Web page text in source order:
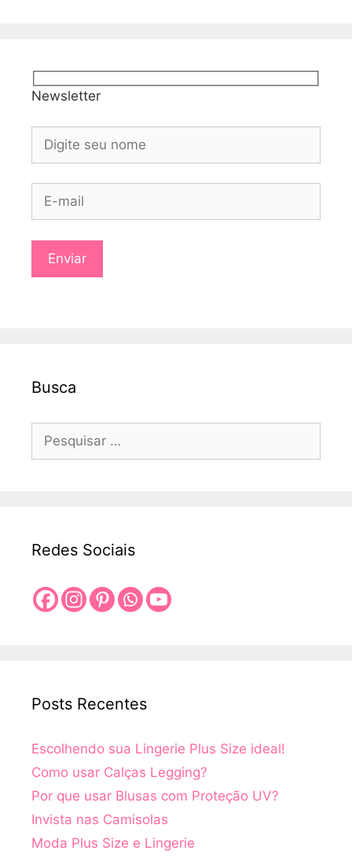
Newsletter
Busca
Pesquisar
Redes Sociais
Posts Recentes
Escolhendo sua Lingerie Plus Size ideal!
Como usar Calças Legging?
Por que usar Blusas com Proteção UV?
Invista nas Camisolas
Moda Plus Size e Lingerie